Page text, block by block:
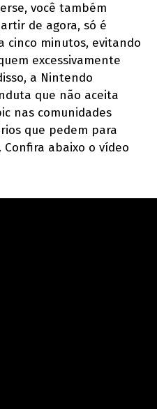
você também
de agora, só é
cinco minutos, evitando
excessivamente
a Nintendo
que não aceita
nas comunidades
que pedem para
abaixo o vídeo